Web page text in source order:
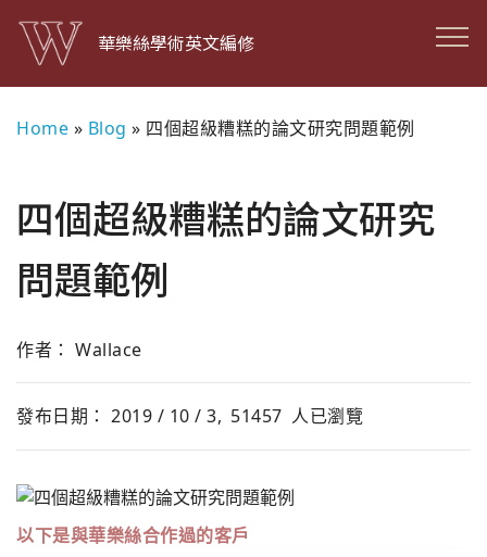
華樂絲學術英文編修
Home » Blog » 四個超級糟糕的論文研究問題範例
四個超級糟糕的論文研究
問題範例
作者： Wallace
發布日期： 2019 / 10 / 3, 51457 人已瀏覽
以下是與華樂絲合作過的客戶